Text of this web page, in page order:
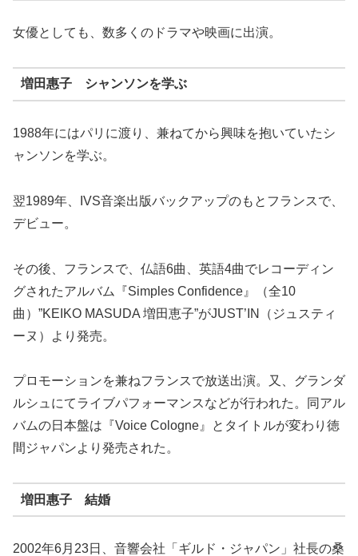
女優としても、数多くのドラマや映画に出演。
増田惠子 シャンソンを学ぶ
1988年にはパリに渡り、兼ねてから興味を抱いていたシ
ャンソンを学ぶ。
翌1989年、IVS音楽出版バックアップのもとフランスで、
デビュー。
その後、フランスで、仏語6曲、英語4曲でレコーディン
グされたアルバム『Simples Confidence』（全10
曲）”KEIKO MASUDA 増田恵子”がJUST’IN（ジュスティ
ーヌ）より発売。
プロモーションを兼ねフランスで放送出演。又、グランダ
ルシュにてライブパフォーマンスなどが行われた。同アル
バムの日本盤は『Voice Cologne』とタイトルが変わり徳
間ジャパンより発売された。
増田惠子 結婚
2002年6月23日、音響会社「ギルド・ジャパン」社長の桑